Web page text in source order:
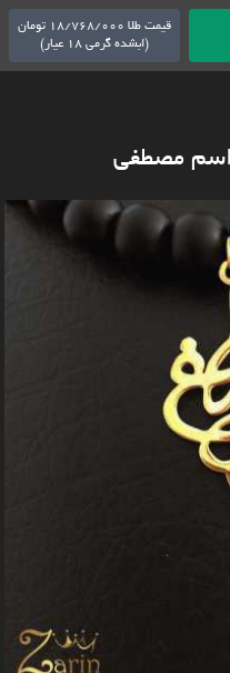
قیمت طلا 18/768/000 تومان
(ابشده گرمی 18 عیار)
اسم مصطفی